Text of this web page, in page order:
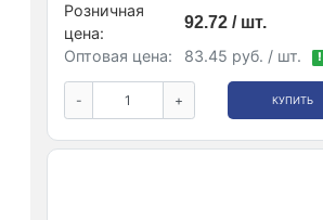
Розничная
цена:
92.72 / шт.
Оптовая цена:
83.45 руб. / шт. !
- + КУПИТЬ